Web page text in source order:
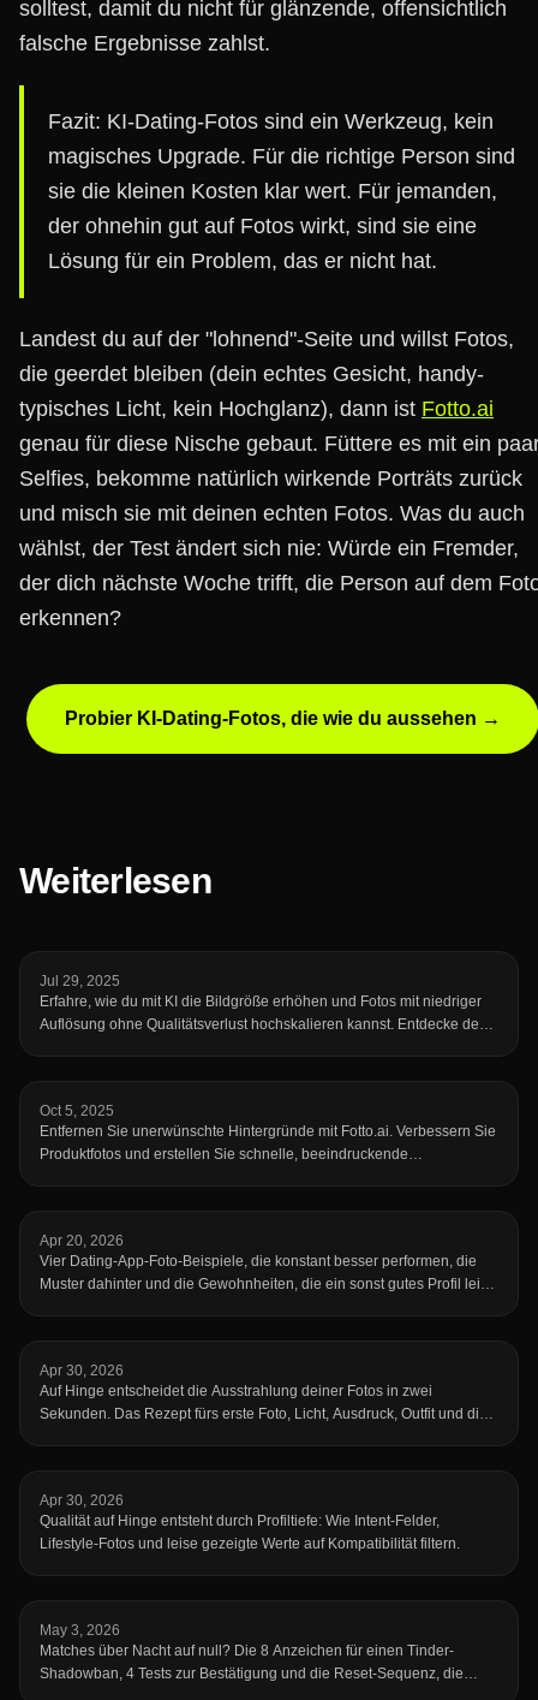
solltest, damit du nicht für glänzende, offensichtlich
falsche Ergebnisse zahlst.
Fazit: KI-Dating-Fotos sind ein Werkzeug, kein
magisches Upgrade. Für die richtige Person sind
sie die kleinen Kosten klar wert. Für jemanden,
der ohnehin gut auf Fotos wirkt, sind sie eine
Lösung für ein Problem, das er nicht hat.
Landest du auf der "lohnend"-Seite und willst Fotos,
die geerdet bleiben (dein echtes Gesicht, handy-
typisches Licht, kein Hochglanz), dann ist Fotto.ai
genau für diese Nische gebaut. Füttere es mit ein
Selfies, bekomme natürlich wirkende Porträts zurück
und misch sie mit deinen echten Fotos. Was du auch
wählst, der Test ändert sich nie: Würde ein Fremder,
der dich nächste Woche trifft, die Person auf dem
erkennen?
Probier KI-Dating-Fotos, die wie du aussehen →
Weiterlesen
Jul 29, 2025
Erfahre, wie du mit KI die Bildgröße erhöhen und Fotos mit niedriger
Auflösung ohne Qualitätsverlust hochskalieren kannst. Entdecke den
Oct 5, 2025
Entfernen Sie unerwünschte Hintergründe mit Fotto.ai. Verbessern Sie
Produktfotos und erstellen Sie schnelle, beeindruckende
Apr 20, 2026
Vier Dating-App-Foto-Beispiele, die konstant besser performen, die
Muster dahinter und die Gewohnheiten, die ein sonst gutes Profil leise
Apr 30, 2026
Auf Hinge entscheidet die Ausstrahlung deiner Fotos in zwei
Sekunden. Das Rezept fürs erste Foto, Licht, Ausdruck, Outfit und die
Apr 30, 2026
Qualität auf Hinge entsteht durch Profiltiefe: Wie Intent-Felder,
Lifestyle-Fotos und leise gezeigte Werte auf Kompatibilität filtern.
May 3, 2026
Matches über Nacht auf null? Die 8 Anzeichen für einen Tinder-
Shadowban, 4 Tests zur Bestätigung und die Reset-Sequenz, die